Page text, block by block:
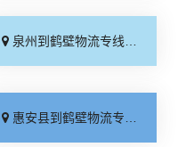
泉州到鹤壁物流专线_托运省心「要几天到」
惠安县到鹤壁物流专线_快运直达「不随意加价」